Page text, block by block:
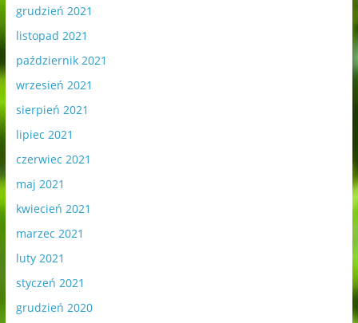
grudzień 2021
listopad 2021
październik 2021
wrzesień 2021
sierpień 2021
lipiec 2021
czerwiec 2021
maj 2021
kwiecień 2021
marzec 2021
luty 2021
styczeń 2021
grudzień 2020